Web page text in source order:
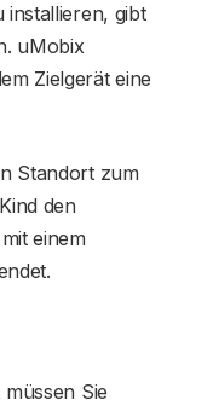
installieren, gibt
uMobix
Zielgerät eine
Standort zum
den
einem
Sie